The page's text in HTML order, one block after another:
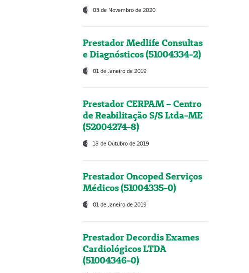
03 de Novembro de 2020
Prestador Medlife Consultas
e Diagnósticos (51004334-2)
01 de Janeiro de 2019
Prestador CERPAM – Centro
de Reabilitação S/S Ltda-ME
(52004274-8)
18 de Outubro de 2019
Prestador Oncoped Serviços
Médicos (51004335-0)
01 de Janeiro de 2019
Prestador Decordis Exames
Cardiológicos LTDA
(51004346-0)